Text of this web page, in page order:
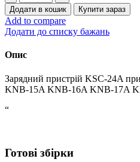
пристрій
KSC-
24A
прискоренний
кількість
Додати в кошик Купити зараз
Add to compare
Додати до списку бажань
Опис
Зарядний пристрій KSC-24A
KNB-15A KNB-16A KNB-17A
“
Готові збірки